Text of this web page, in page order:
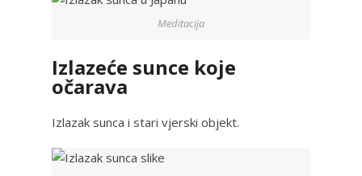
Meditacija
Izlazeće sunce koje
očarava
Izlazak sunca i stari vjerski objekt.